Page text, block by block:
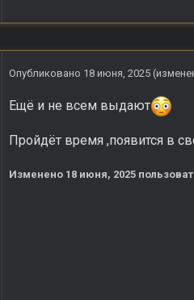
Опубликовано 18 июня, 2025
Ещё и не всем выдают
Пройдёт время ,появится в
Изменено 18 июня, 2025